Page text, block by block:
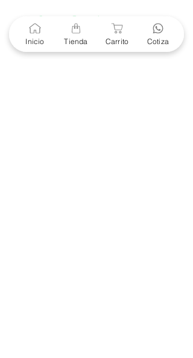
Soporte Garantías
Contacto solo por Whatsapp
+52 686 216 2330
Inicio Tienda Carrito Cotiza